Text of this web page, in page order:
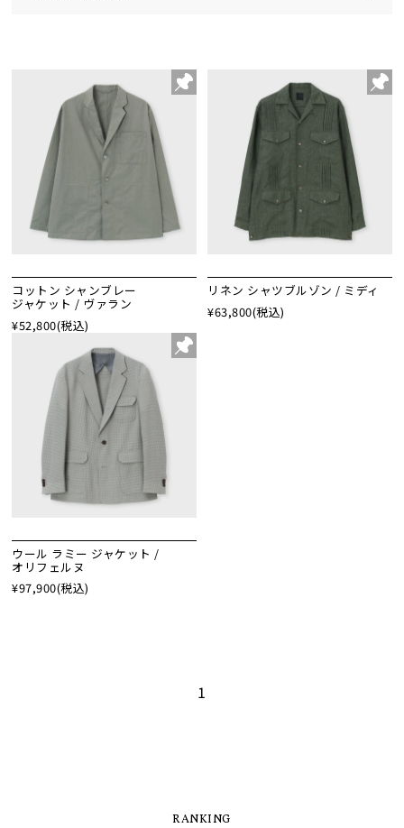
コットン シャンブレー
ジャケット / ヴァラン
¥52,800(税込)
リネン シャツブルゾン / ミディ
¥63,800(税込)
ウール ラミー ジャケット /
オリフェルヌ
¥97,900(税込)
1
RANKING